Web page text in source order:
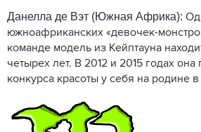
Данелла де Вэт (Южная Африка):
южноафриканских «девочек-
команде модель из Кейптауна
четырех лет. В 2012 и 2015 годах
конкурса красоты у себя на